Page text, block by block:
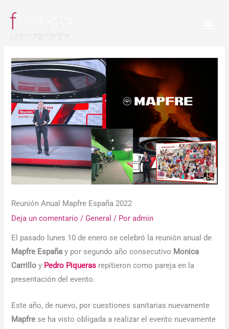
contenido
Reunión Anual Mapfre España 2022
Deja un comentario / General / Poradmin
El pasado lunes 10 de enero se celebró la reunión anual de
Mapfre España y por segundo año consecutivo Monica
Carrillo y Pedro Piqueras repitieron como pareja en la
presentación del evento.
Este año, de nuevo, por cuestiones sanitarias nuevamente
Mapfre se ha visto obligada a realizar el evento nuevamente